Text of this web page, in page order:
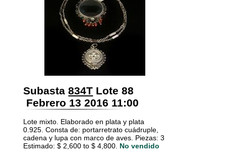
Subasta 834T Lote 88
Febrero 13 2016 11:00
Lote mixto. Elaborado en plata y plata
0.925. Consta de: portarretrato cuádruple,
cadena y lupa con marco de aves. Piezas: 3
Estimado: $ 2,600 to $ 4,800. No vendido